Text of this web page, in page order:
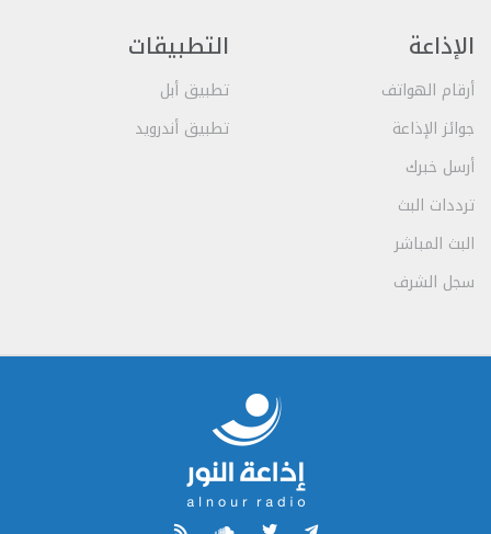
الإذاعة
أرقام الهواتف
جوائز الإذاعة
أرسل خبرك
ترددات البث
البث المباشر
سجل الشرف
التطبيقات
تطبيق أبل
تطبيق أندرويد